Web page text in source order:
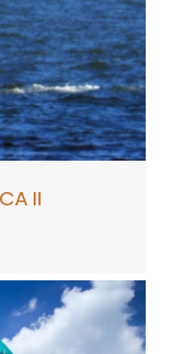
II